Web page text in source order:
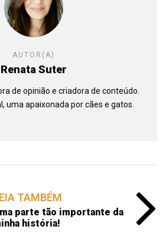
AUTOR(A)
Renata Suter
de opinião e criadora de conteúdo.
uma apaixonada por cães e gatos.
TAMBÉM
parte tão importante da
história!